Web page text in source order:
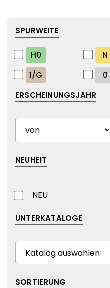
SPURWEITE
H0 N
1/G
0
ERSCHEINUNGSJAHR
NEUHEIT
NEU
UNTERKATALOGE
SORTIERUNG